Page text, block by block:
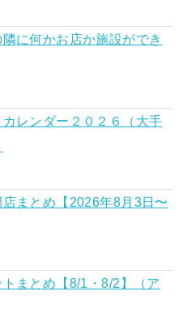
に何かお店か施設ができ
レンダー２０２６（大手
まとめ【2026年8月3日〜
まとめ【8/1・8/2】（ア